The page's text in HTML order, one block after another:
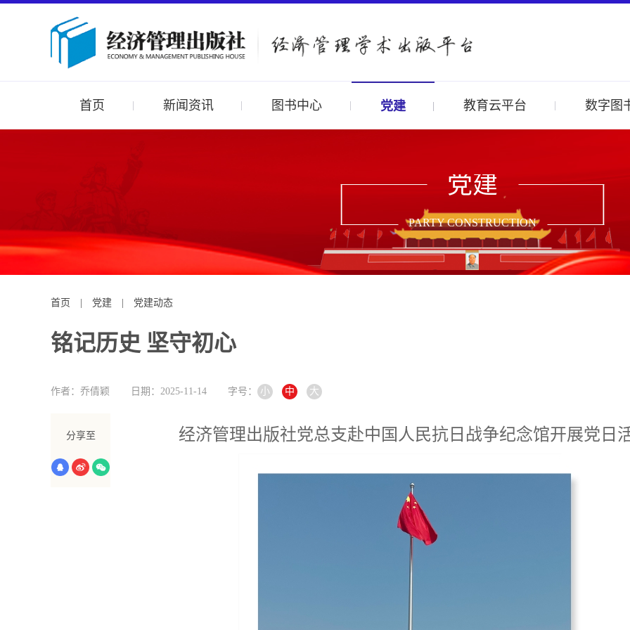
首页 新闻资讯 图书中心 党建 教育云平台 数字图
党建
PARTY CONSTRUCTION
首页 党建 党建动态
铭记历史 坚守初心
作者：乔倩颖 日期：2025-11-14 字号： 小 中 大
经济管理出版社党总支赴中国人民抗日战争纪念馆开展党日
分享至